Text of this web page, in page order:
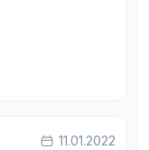
11.01.2022